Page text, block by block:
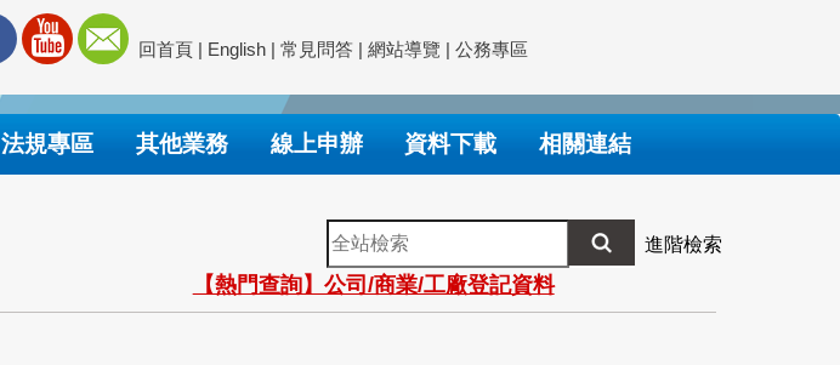
回首頁 | English | 常見問答 | 網站導覽 | 公務專區
法規專區 其他業務 線上申辦 資料下載 相關連結
全
站
檢
索
進階檢索
【熱門查詢】公司/商業/工廠登記資料